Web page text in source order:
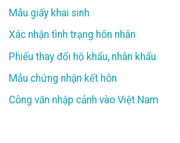
Mẫu giấy khai sinh
Xác nhận tình trạng hôn nhân
Phiếu thay đổi hộ khẩu, nhân khẩu
Mẫu chứng nhận kết hôn
Công văn nhập cảnh vào Việt Nam